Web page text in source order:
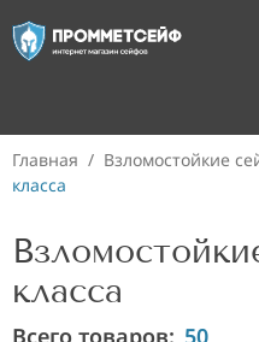
Главная / Взломостойкие
класса
класса
Всего товаров: 50